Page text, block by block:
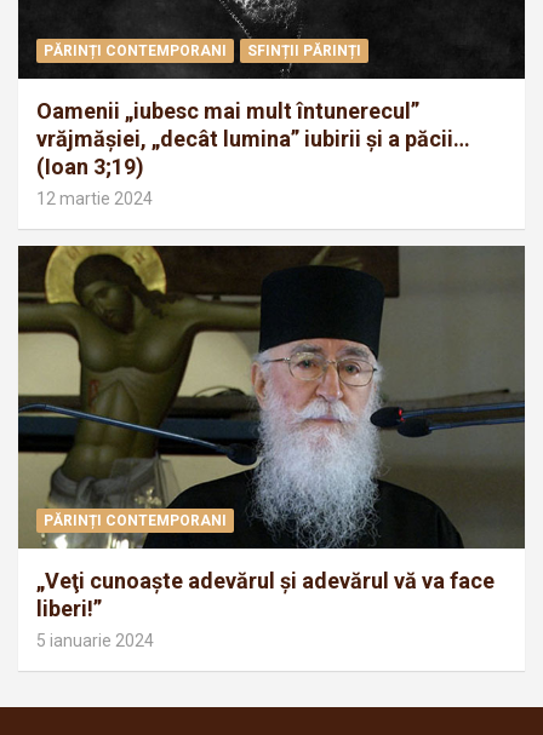
PĂRINȚI CONTEMPORANI SFINȚII PĂRINȚI
Oamenii „iubesc mai mult întunerecul”
vrăjmăşiei, „decât lumina” iubirii şi a păcii…
(Ioan 3;19)
12 martie 2024
PĂRINȚI CONTEMPORANI
„Veţi cunoaşte adevărul şi adevărul vă va face
liberi!”
5 ianuarie 2024